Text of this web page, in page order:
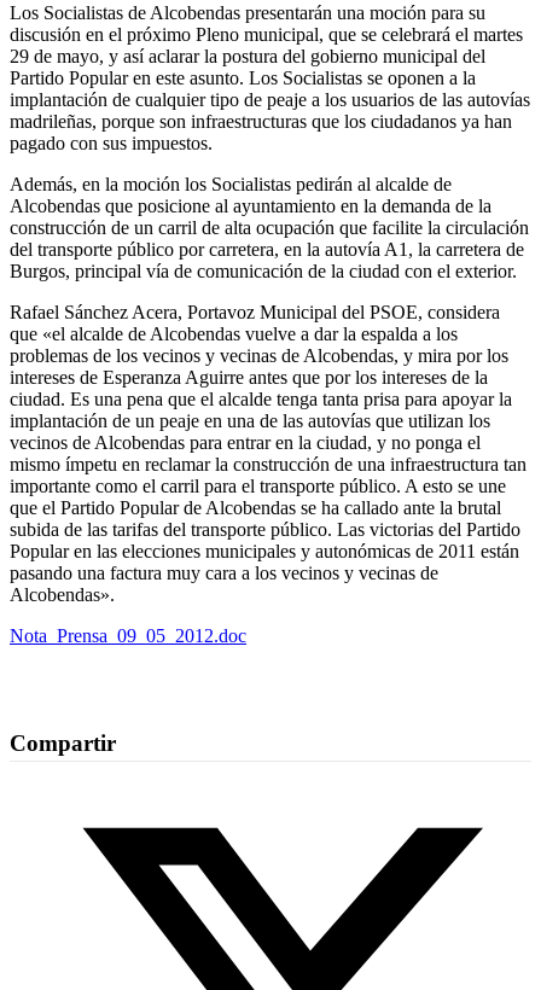
Los Socialistas de Alcobendas presentarán una moción para su
discusión en el próximo Pleno municipal, que se celebrará el martes
29 de mayo, y así aclarar la postura del gobierno municipal del
Partido Popular en este asunto. Los Socialistas se oponen a la
implantación de cualquier tipo de peaje a los usuarios de las autovías
madrileñas, porque son infraestructuras que los ciudadanos ya han
pagado con sus impuestos.
Además, en la moción los Socialistas pedirán al alcalde de
Alcobendas que posicione al ayuntamiento en la demanda de la
construcción de un carril de alta ocupación que facilite la circulación
del transporte público por carretera, en la autovía A1, la carretera de
Burgos, principal vía de comunicación de la ciudad con el exterior.
Rafael Sánchez Acera, Portavoz Municipal del PSOE, considera
que «el alcalde de Alcobendas vuelve a dar la espalda a los
problemas de los vecinos y vecinas de Alcobendas, y mira por los
intereses de Esperanza Aguirre antes que por los intereses de la
ciudad. Es una pena que el alcalde tenga tanta prisa para apoyar la
implantación de un peaje en una de las autovías que utilizan los
vecinos de Alcobendas para entrar en la ciudad, y no ponga el
mismo ímpetu en reclamar la construcción de una infraestructura tan
importante como el carril para el transporte público. A esto se une
que el Partido Popular de Alcobendas se ha callado ante la brutal
subida de las tarifas del transporte público. Las victorias del Partido
Popular en las elecciones municipales y autonómicas de 2011 están
pasando una factura muy cara a los vecinos y vecinas de
Alcobendas».
Nota_Prensa_09_05_2012.doc
Compartir